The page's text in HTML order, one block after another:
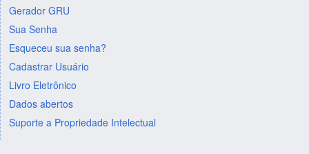
Gerador GRU
Sua Senha
Esqueceu sua senha?
Cadastrar Usuário
Livro Eletrônico
Dados abertos
Suporte a Propriedade Intelectual